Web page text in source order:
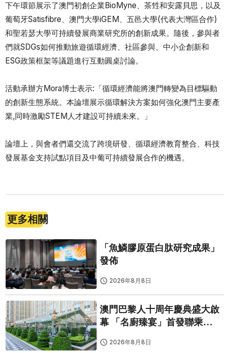
下午環節展示了澳門初創企業BioMyne、茶甡和安露貝思，以及
葡萄牙Satisfibre、澳門大學iGEM、五邑大學(代表大灣區合作)
和聖若瑟大學可持續發展商業研究所的創新成果。隨後，參與者
們就SDGs如何推動旅遊循環經濟、社區參與、中小企創新和
ESG政策框架等議題進行互動圓桌討論。
活動承辦方Mora博士表示:「循環經濟能將澳門轉變為目標驅動
的創新生態系統。本論壇展示循環解決方案如何強化澳門主要產
業,同時激勵STEM人才建設可持續未來。」
論壇上，與會者們還交流了跨境研發、循環經濟教育整合、科技
發展基金支持試點項目及中葡可持續發展合作的機遇。
更多相關
「魚鱗膠原蛋白肽研究成果」
發佈
2026年8月8日
澳門巴黎人十周年慶典盛大啟
幕 「名廚臻宴」首發聯乘
2026年8月8日